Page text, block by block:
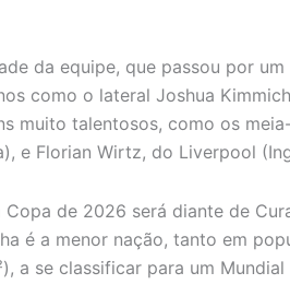
da equipe, que passou por
como o lateral Joshua
muito talentosos, como os
e Florian Wirtz, do Liverpool
de 2026 será diante de
é a menor nação, tanto em
a se classificar para um Mundial